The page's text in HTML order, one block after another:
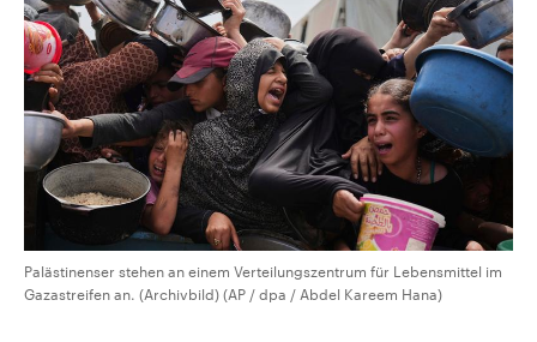
Palästinenser stehen an einem Verteilungszentrum für Lebensmittel im
Gazastreifen an. (Archivbild) (AP / dpa / Abdel Kareem Hana)